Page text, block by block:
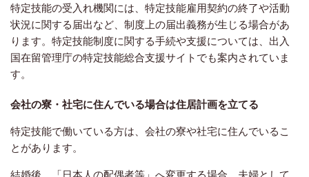
特定技能の受入れ機関には、特定技能雇用契約の終了や活動
状況に関する届出など、制度上の届出義務が生じる場合があ
ります。特定技能制度に関する手続や支援については、出入
国在留管理庁の特定技能総合支援サイトでも案内されていま
す。
会社の寮・社宅に住んでいる場合は住居計画を立てる
特定技能で働いている方は、会社の寮や社宅に住んでいるこ
とがあります。
結婚後、「日本人の配偶者等」へ変更する場合、夫婦として